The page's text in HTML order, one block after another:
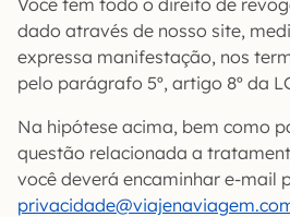
Você tem todo o direito de
dado através de nosso site,
expressa manifestação, nos
pelo parágrafo 5º, artigo 8º da
Na hipótese acima, bem como
questão relacionada a
você deverá encaminhar e-mail